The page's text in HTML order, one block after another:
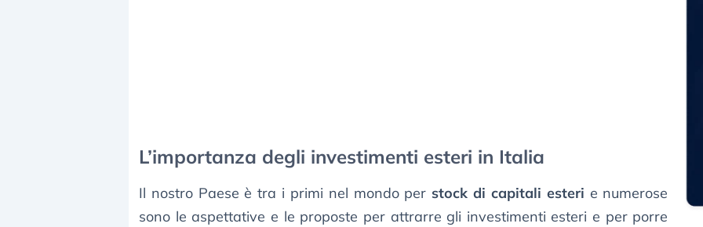
L’importanza degli investimenti esteri in Italia
Il nostro Paese è tra i primi nel mondo per stock di capitali esteri e numerose
sono le aspettative e le proposte per attrarre gli investimenti esteri e per porre